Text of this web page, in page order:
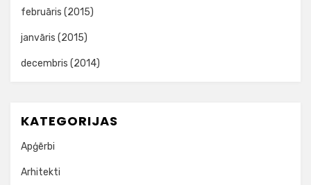
februāris (2015)
janvāris (2015)
decembris (2014)
KATEGORIJAS
Apģērbi
Arhitekti